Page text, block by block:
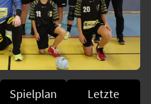
Spielplan
Letzte